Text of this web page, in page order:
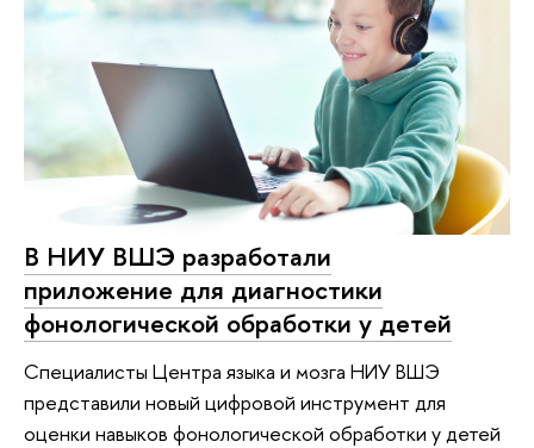
В НИУ ВШЭ разработали
приложение для диагностики
фонологической обработки у детей
Специалисты Центра языка и мозга НИУ ВШЭ
представили новый цифровой инструмент для
оценки навыков фонологической обработки у детей